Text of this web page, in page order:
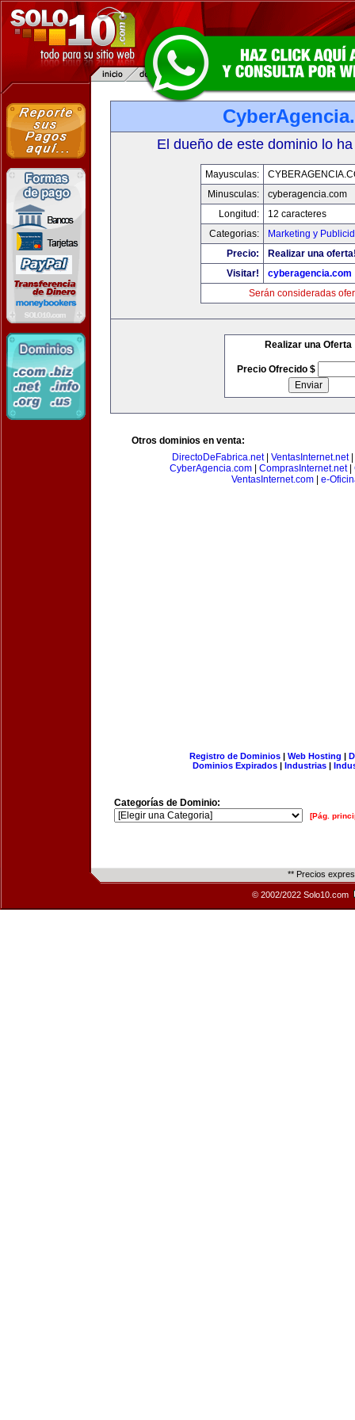
El dueño de este dominio lo
Mayusculas:
Minusculas:
cyberagencia.com
Longitud:
12 caracteres
Categorias:
Marketing y
Precio:
Realizar una
Visitar!
cyberagencia.com
Serán consideradas
Realizar una Oferta
Precio Ofrecido $
Otros dominios en venta:
DirectoDeFabrica.net| VentasInternet.net|
CyberAgencia.com| ComprasInternet.net|
VentasInternet.com
e-
Registro de Dominios| Web Hosting |
Dominios Expirados | Industrias |
Categorías de Dominio:
[Pág.
** Precios
© 2002/2022 Solo10.com